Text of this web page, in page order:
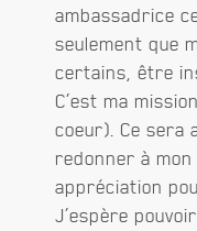
ambassadrice
seulement que
certains, être
C’est ma
coeur). Ce sera
redonner à
appréciation
J’espère